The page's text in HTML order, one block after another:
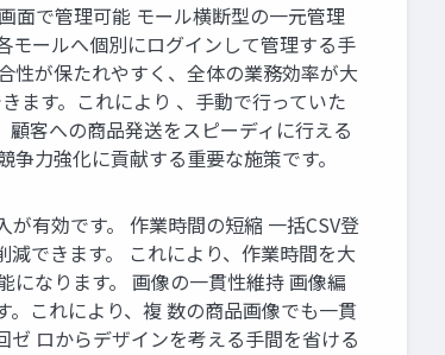
面で管理可能 モール横断型の一元管理
モールへ個別にログインして管理する手
性が保たれやすく、全体の業務効率が大
ます。これにより 、手動で行っていた
客への商品発送をスピーディに行える
力強化に貢献する重要な施策です。
有効です。 作業時間の短縮 一括CSV登
できます。 これにより、作業時間を大
になります。 画像の一貫性維持 画像編
これにより、複 数の商品画像でも一貫
ロからデザインを考える手間を省ける